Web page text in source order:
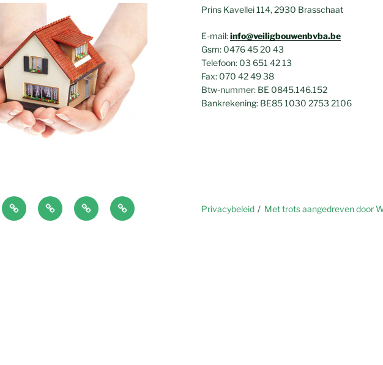
Prins Kavellei 114, 2930 Brasschaat
E-mail:info@veiligbouwenbvba.be
Gsm: 0476 45 20 43
Telefoon: 03 651 42 13
Fax: 070 42 49 38
Btw-nummer: BE 0845.146.152
Bankrekening: BE85 1030 2753 2106
EPC Plaatsbeschrijving
Over
Jan
Nieuws
en
Privacybeleid Met trots aangedreven door